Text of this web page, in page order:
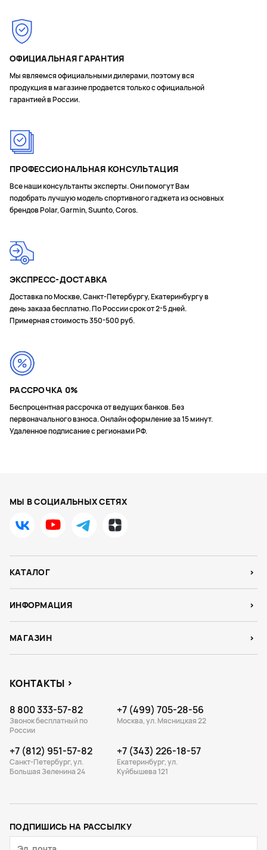
ОФИЦИАЛЬНАЯ ГАРАНТИЯ
Мы являемся официальными дилерами, поэтому вся
продукция в магазине продается только с официальной
гарантией в России.
ПРОФЕССИОНАЛЬНАЯ КОНСУЛЬТАЦИЯ
Все наши консультанты эксперты. Они помогут Вам
подобрать лучшую модель спортивного гаджета из основных
брендов Polar, Garmin, Suunto, Coros.
ЭКСПРЕСС-ДОСТАВКА
Доставка по Москве, Санкт-Петербургу, Екатеринбургу в
день заказа бесплатно. По России срок от 2-5 дней.
Примерная стоимость 350-500 руб.
РАССРОЧКА 0%
Беспроцентная рассрочка от ведущих банков. Без
первоначального взноса. Онлайн оформление за 15 минут.
Удаленное подписание с регионами РФ.
МЫ В СОЦИАЛЬНЫХ СЕТЯХ
КАТАЛОГ
ИНФОРМАЦИЯ
МАГАЗИН
КОНТАКТЫ
8 800 333-57-82
Звонок бесплатный по
России
+7 (499) 705-28-56
Москва, ул. Мясницкая 22
+7 (812) 951-57-82
Санкт-Петербург, ул.
Большая Зеленина 24
+7 (343) 226-18-57
Екатеринбург, ул.
Куйбышева 121
ПОДПИШИСЬ НА РАССЫЛКУ